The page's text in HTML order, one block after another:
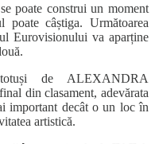
poate construi un moment
câștiga. Următoarea
Eurovisionului va aparține
de ALEXANDRA
din clasament, adevărata
important decât o un loc în
artistică.